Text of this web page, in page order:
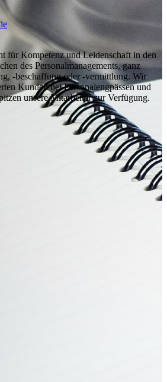
für Kompetenz und Leidenschaft in den
des Personalmanagements, ganz
-beschaffung oder -vermittlung. Wir
Kunden bei Personalengpässen und
unsere Mitarbeiter zur Verfügung.